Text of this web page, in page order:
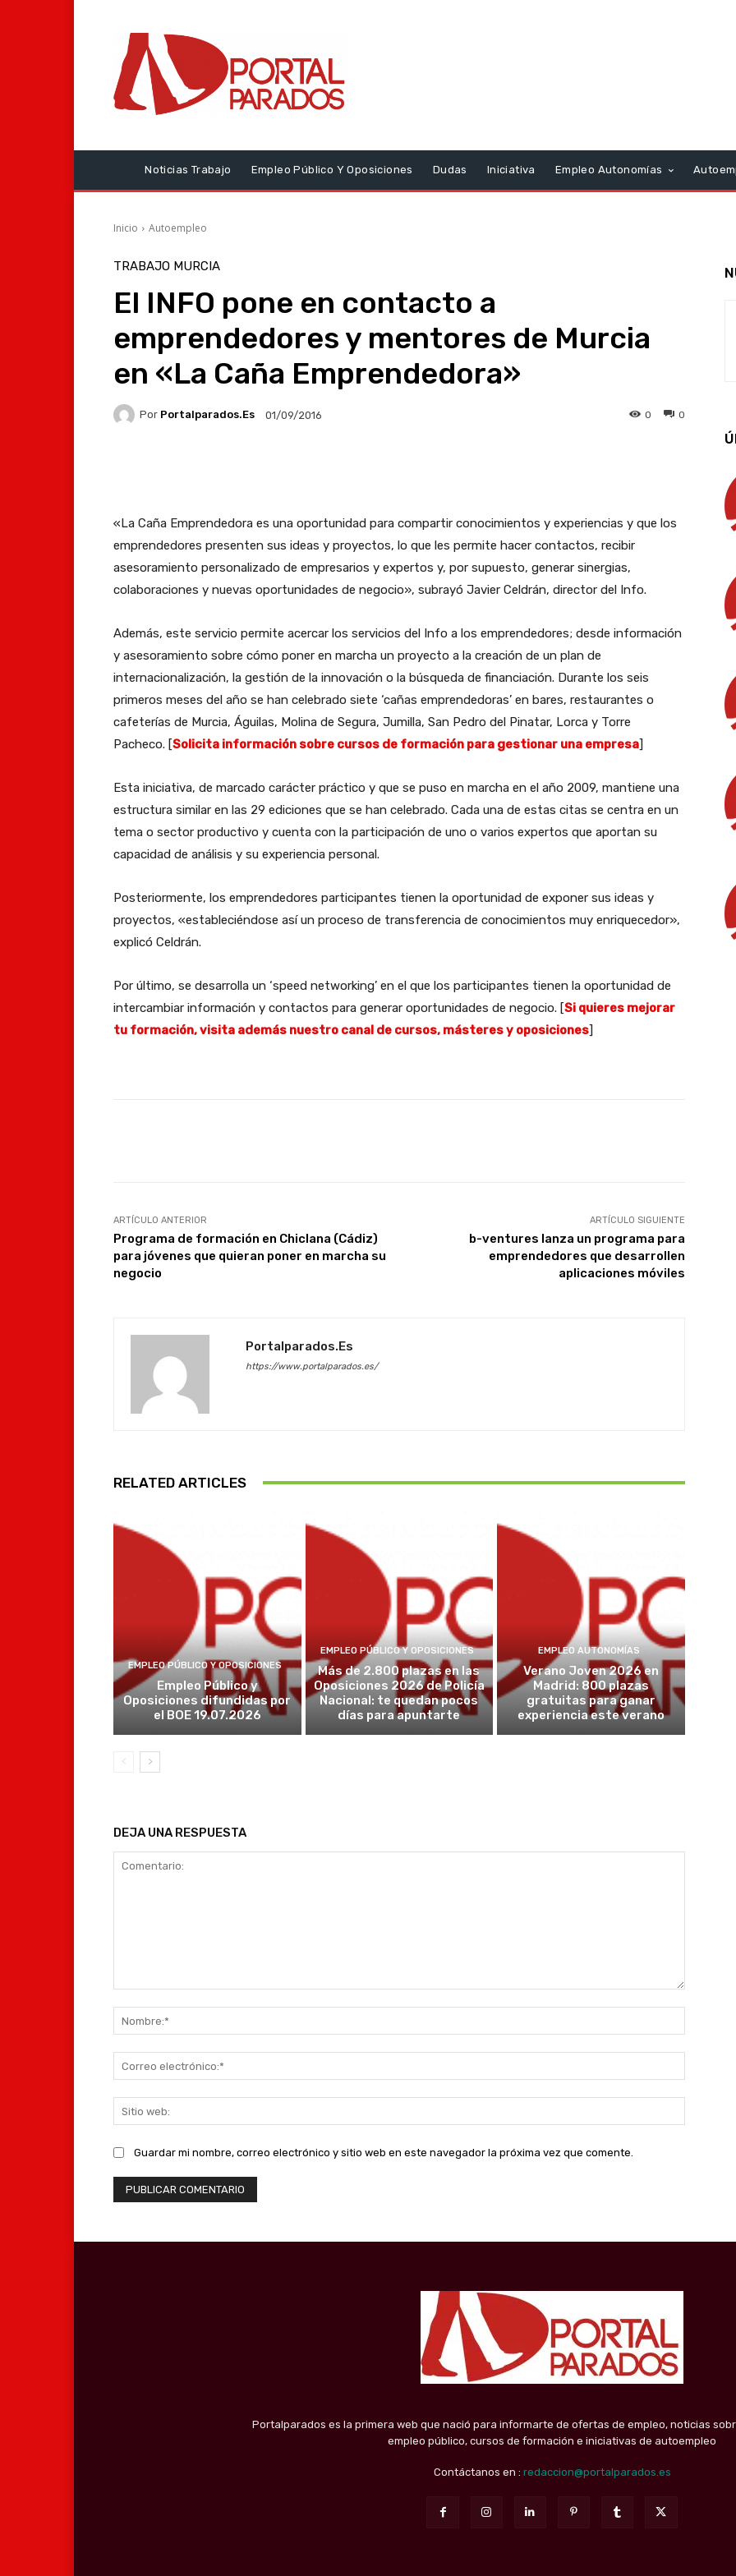
Noticias Trabajo Empleo Público Y Oposiciones Dudas Iniciativa Empleo Autonomías
Inicio Autoempleo
TRABAJO MURCIA
El INFO pone en contacto a
emprendedores y mentores de Murcia
en «La Caña Emprendedora»
Por Portalparados.es 01/09/2016 0
0
«La Caña Emprendedora es una oportunidad para compartir conocimientos y experiencias y que los
emprendedores presenten sus ideas y proyectos, lo que les permite hacer contactos, recibir
asesoramiento personalizado de empresarios y expertos y, por supuesto, generar sinergias,
colaboraciones y nuevas oportunidades de negocio», subrayó Javier Celdrán, director del Info.
Además, este servicio permite acercar los servicios del Info a los emprendedores; desde información
y asesoramiento sobre cómo poner en marcha un proyecto a la creación de un plan de
internacionalización, la gestión de la innovación o la búsqueda de financiación. Durante los seis
primeros meses del año se han celebrado siete ‘cañas emprendedoras’ en bares, restaurantes o
cafeterías de Murcia, Águilas, Molina de Segura, Jumilla, San Pedro del Pinatar, Lorca y Torre
Pacheco. [Solicita información sobre cursos de formación para gestionar una empresa]
Esta iniciativa, de marcado carácter práctico y que se puso en marcha en el año 2009, mantiene una
estructura similar en las 29 ediciones que se han celebrado. Cada una de estas citas se centra en un
tema o sector productivo y cuenta con la participación de uno o varios expertos que aportan su
capacidad de análisis y su experiencia personal.
Posteriormente, los emprendedores participantes tienen la oportunidad de exponer sus ideas y
proyectos, «estableciéndose así un proceso de transferencia de conocimientos muy enriquecedor»,
explicó Celdrán.
Por último, se desarrolla un ‘speed networking’ en el que los participantes tienen la oportunidad de
intercambiar información y contactos para generar oportunidades de negocio. [Si quieres mejorar
tu formación, visita además nuestro canal de cursos, másteres y oposiciones]
ARTÍCULO ANTERIOR
Programa de formación en Chiclana (Cádiz)
para jóvenes que quieran poner en marcha su
negocio
ARTÍCULO SIGUIENTE
b-ventures lanza un programa para
emprendedores que desarrollen
aplicaciones móviles
Portalparados.es
https://www.portalparados.es/
RELATED ARTICLES
EMPLEO PÚBLICO Y OPOSICIONES
Empleo Público y
Oposiciones difundidas por
el BOE 19.07.2026
EMPLEO PÚBLICO Y OPOSICIONES
Más de 2.800 plazas en las
Oposiciones 2026 de Policía
Nacional: te quedan pocos
días para apuntarte
EMPLEO AUTONOMÍAS
Verano Joven 2026 en
Madrid: 800 plazas
gratuitas para ganar
experiencia este verano
DEJA UNA RESPUESTA
web:
Guardar mi nombre, correo electrónico y sitio web en este navegador la próxima vez que comente.
Portalparados es la primera web que nació para informarte de ofertas de empleo, noticias
empleo público, cursos de formación e iniciativas de autoempleo
Contáctanos en : redaccion@portalparados.es